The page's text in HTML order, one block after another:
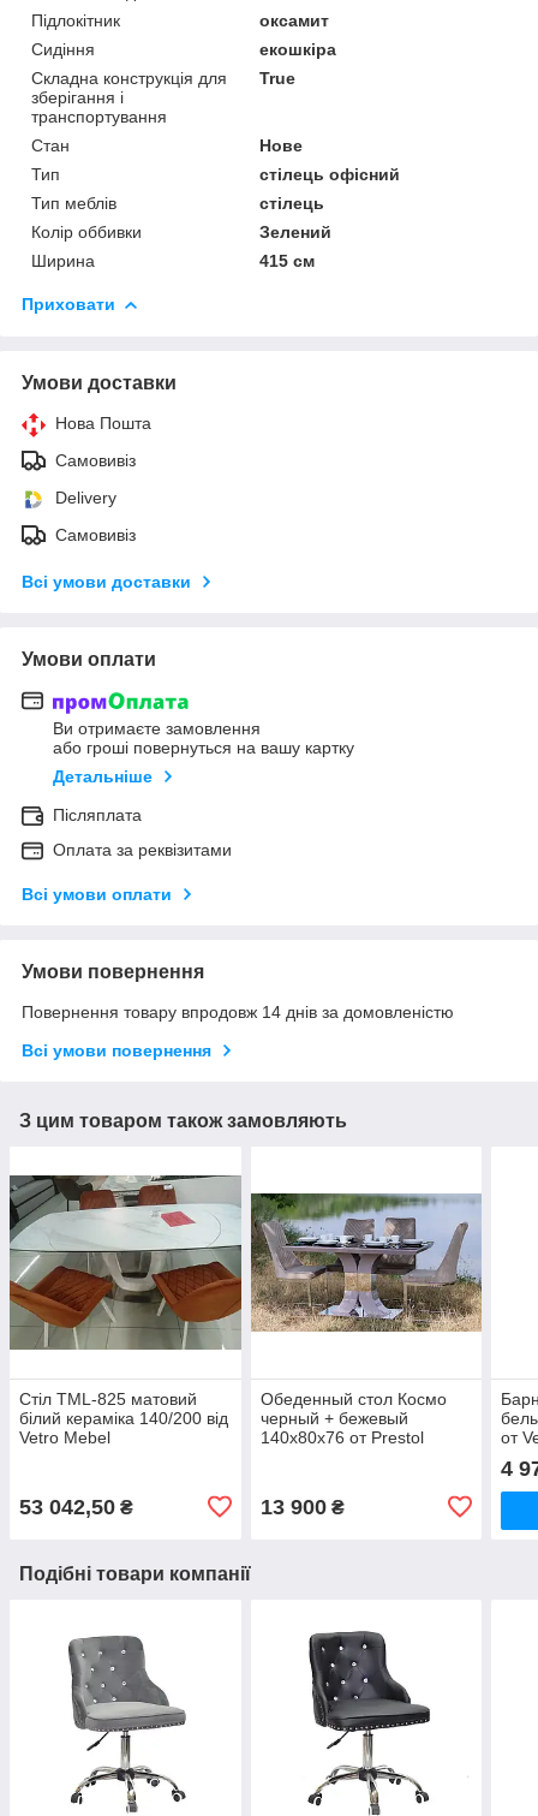
Підлокітник
оксамит
Сидіння
екошкіра
Складна конструкція для
зберігання і
транспортування
True
Стан
Нове
Тип
стілець офісний
Тип меблів
стілець
Колір оббивки
Зелений
Ширина
415 см
Приховати
Умови доставки
Нова Пошта
Самовивіз
Delivery
Самовивіз
Всі умови доставки
Умови оплати
Ви отримаєте замовлення
або гроші повернуться на вашу картку
Детальніше
Післяплата
Оплата за реквізитами
Всі умови оплати
Умови повернення
Повернення товару впродовж 14 днів за домовленістю
Всі умови повернення
З цим товаром також замовляють
Стіл TML-825 матовий
білий кераміка 140/200 від
Vetro Mebel
53 042,50 ₴
Обеденный стол Космо
черный + бежевый
140x80x76 от Prestol
13 900₴
от
4
Подібні товари компанії